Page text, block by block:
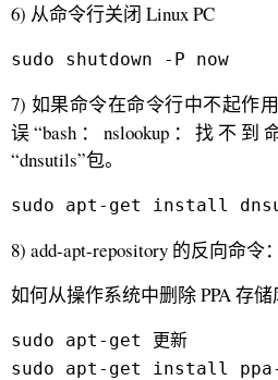
6) 从命令行关闭 Linux PC
sudo shutdown -P now
7) 如果命令在命令行中不起作用
误“bash：nslookup：找不
“dnsutils”包。
sudo apt-get install
8) add-apt-repository 的反向命令：
如何从操作系统中删除 PPA 存储
sudo apt-get 更新
sudo apt-get install